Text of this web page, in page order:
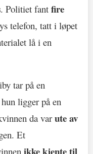
. Politiet fant fire
telefon, tatt i løpet
lå i en
tar på en
ligger på en
da varute av
Et